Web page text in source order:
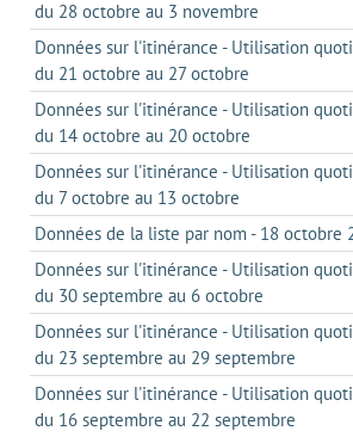
du 28 octobre au 3 novembre
Données sur l'itinérance - Utilisation
du 21 octobre au 27 octobre
Données sur l'itinérance - Utilisation
du 14 octobre au 20 octobre
Données sur l'itinérance - Utilisation
du 7 octobre au 13 octobre
Données de la liste par nom - 18 octobre
Données sur l'itinérance - Utilisation
du 30 septembre au 6 octobre
Données sur l'itinérance - Utilisation
du 23 septembre au 29 septembre
Données sur l'itinérance - Utilisation
du 16 septembre au 22 septembre